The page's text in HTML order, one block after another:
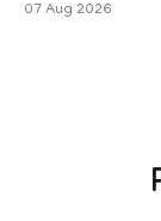
Sowrnalingam
07 Aug 2026